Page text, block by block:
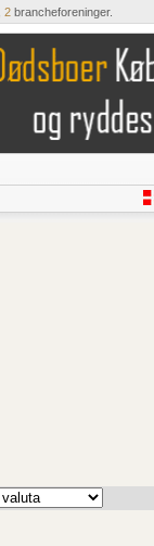
2brancheforeninger.